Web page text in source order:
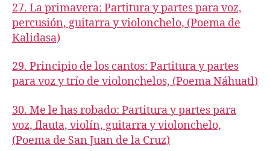
27. La primavera: Partitura y partes para voz,
percusión, guitarra y violonchelo, (Poema de
Kalidasa)
29. Principio de los cantos: Partitura y partes
para voz y trío de violonchelos, (Poema Náhuatl)
30. Me le has robado: Partitura y partes para
voz, flauta, violín, guitarra y violonchelo,
(Poema de San Juan de la Cruz)